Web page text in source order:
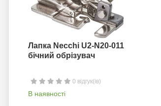
Лапка Necchi U2-N20-011
бічний обрізувач
0 відгук(ів)
В наявності